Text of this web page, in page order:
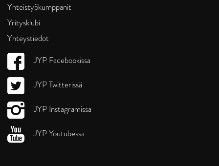
Yhteistyökumppanit
Yritysklubi
Yhteystiedot
JYP Facebookissa
JYP Twitterissä
JYP Instagramissa
JYP Youtubessa